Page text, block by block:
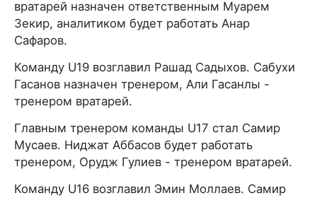
вратарей назначен ответственным Муарем
Зекир, аналитиком будет работать Анар
Сафаров.
Команду U19 возглавил Рашад Садыхов. Сабухи
Гасанов назначен тренером, Али Гасанлы -
тренером вратарей.
Главным тренером команды U17 стал Самир
Мусаев. Ниджат Аббасов будет работать
тренером, Орудж Гулиев - тренером вратарей.
Команду U16 возглавил Эмин Моллаев. Самир